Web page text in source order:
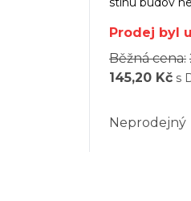
Prodej byl
Běžná cena:
145,20 Kč s
Neprodejný